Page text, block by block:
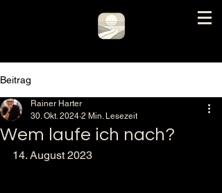
Beitrag
Wem laufe ich nach?
Rainer Harter
30. Okt. 2024 2 Min. Lesezeit
14. August 2023